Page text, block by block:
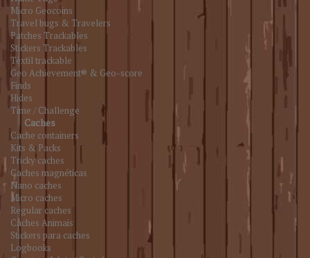
Micro Geocoins
Travel bugs & Travelers
Patches Trackables
Stickers Trackables
Têxtil trackable
Geo Achievement® & Geo-score
Finds
Hides
Time / Challenge
Caches
Cache containers
Kits & Packs
Tricky caches
Caches magnéticas
Nano caches
Micro caches
Regular caches
Caches Animais
Stickers para caches
Logbooks